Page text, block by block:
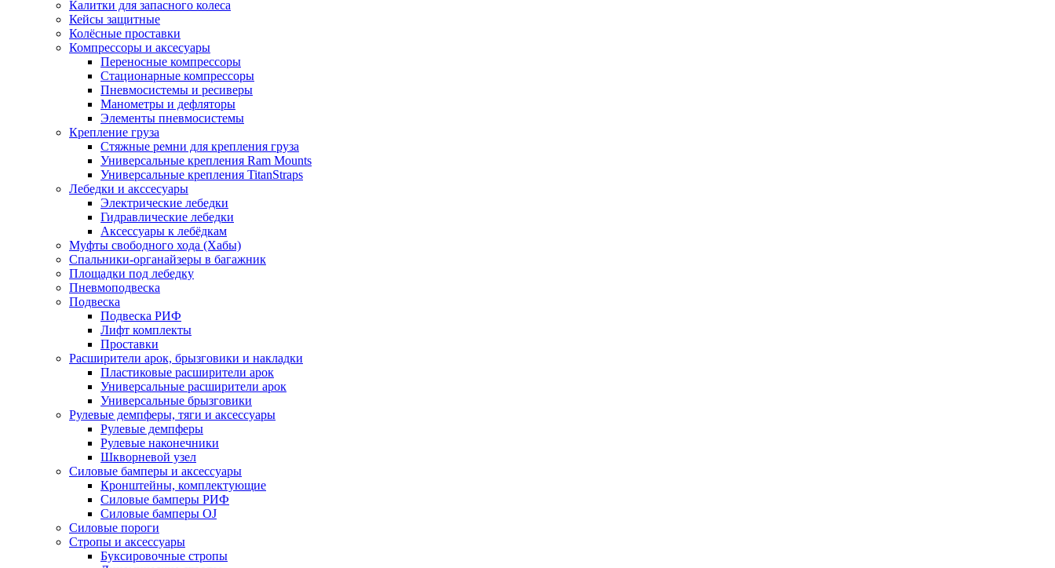
Калитки для запасного колеса
Кейсы защитные
Колёсные проставки
Компрессоры и аксесуары
Переносные компрессоры
Стационарные компрессоры
Пневмосистемы и ресиверы
Манометры и дефляторы
Элементы пневмосистемы
Крепление груза
Стяжные ремни для крепления груза
Универсальные крепления Ram Mounts
Универсальные крепления TitanStraps
Лебедки и акссесуары
Электрические лебедки
Гидравлические лебедки
Аксессуары к лебёдкам
Муфты свободного хода (Хабы)
Спальники-органайзеры в багажник
Площадки под лебедку
Пневмоподвеска
Подвеска
Подвеска РИФ
Лифт комплекты
Проставки
Расширители арок, брызговики и накладки
Пластиковые расширители арок
Универсальные расширители арок
Универсальные брызговики
Рулевые демпферы, тяги и аксессуары
Рулевые демпферы
Рулевые наконечники
Шкворневой узел
Силовые бамперы и аксессуары
Кронштейны, комплектующие
Силовые бамперы РИФ
Силовые бамперы OJ
Силовые пороги
Стропы и аксессуары
Буксировочные стропы